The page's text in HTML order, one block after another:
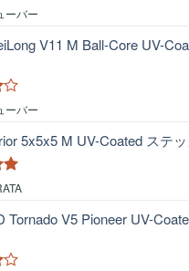
の
ーバー
V11 M Ball-Core UV-
ーバー
5x5x5 M UV-Coated ステ
の
Tornado V5 Pioneer UV-